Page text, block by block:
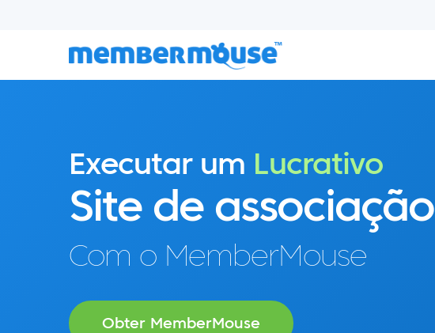
Executar um Lucrativo
Site de associação
Com o MemberMouse
Obter MemberMouse